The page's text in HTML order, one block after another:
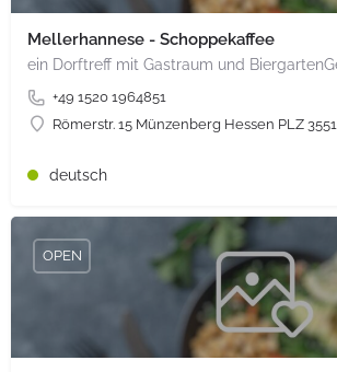
Mellerhannese - Schoppekaffee
+49 1520 1964851
Römerstr. 15 Münzenberg Hessen PLZ
deutsch
OPEN